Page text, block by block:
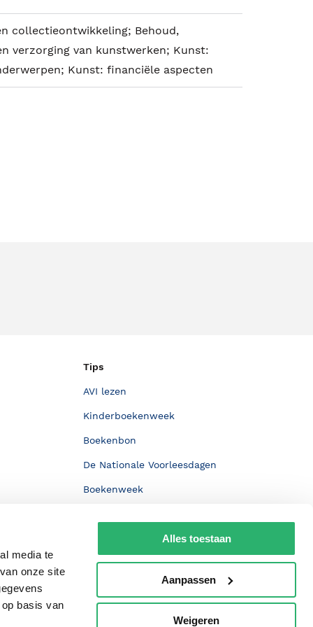
media te
onze site
basis van
Alles toestaan
Aanpassen
Weigeren
collectieontwikkeling; Behoud,
verzorging van kunstwerken; Kunst:
Kunst: financiële aspecten
Tips
AVI lezen
Kinderboekenweek
Boekenbon
De Nationale Voorleesdagen
Boekenweek